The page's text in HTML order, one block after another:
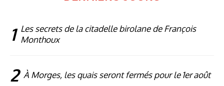
1 Les secrets de la citadelle birolane de François
Monthoux
2 À Morges, les quais seront fermés pour le 1er août